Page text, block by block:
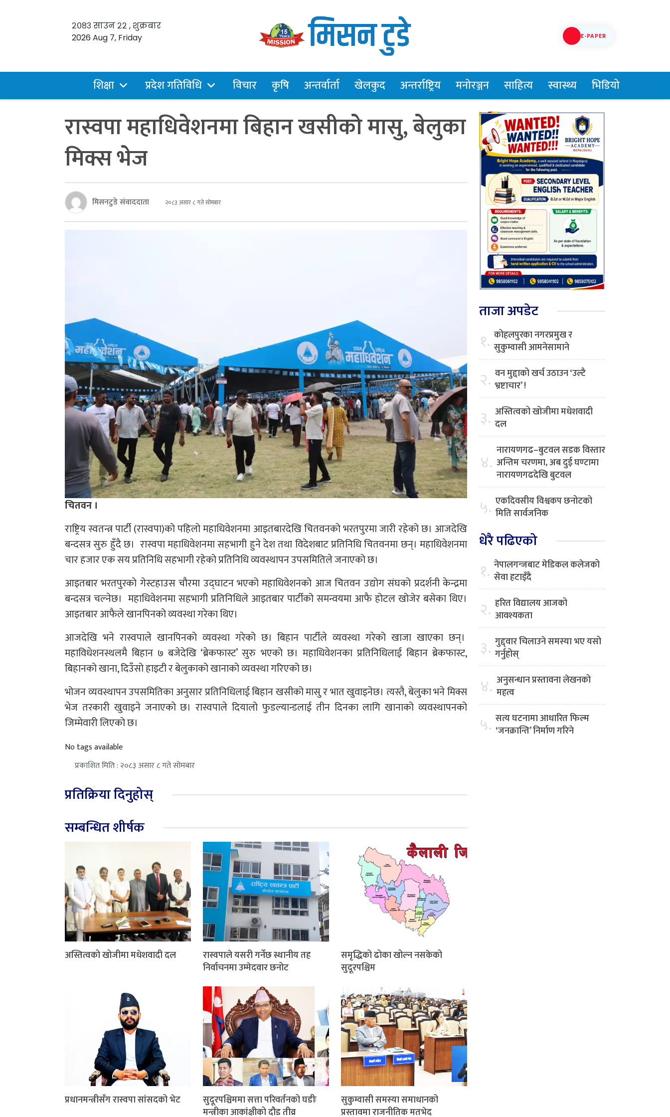
२०८३ साउन २२ , शुक्रबार
2026 Aug 7, Friday
E-PAPER
शिक्षा प्रदेश गतिविधि विचार कृषि अन्तर्वार्ता खेलकुद अन्तर्राष्ट्रिय मनोरञ्जन साहित्य स्वास्थ्य भिडियो
रास्वपा महाधिवेशनमा बिहान खसीको मासु, बेलुका
मिक्स भेज
मिसनटुडे संवाददाता २०८३ असार ८ गते सोमबार
चितवन ।
राष्ट्रिय स्वतन्त्र पार्टी (रास्वपा)को पहिलो महाधिवेशनमा आइतबारदेखि चितवनको भरतपुरमा जारी रहेको छ। आजदेखि
बन्दसत्र सुरु हुँदै छ। रास्वपा महाधिवेशनमा सहभागी हुने देश तथा विदेशबाट प्रतिनिधि चितवनमा छन्। महाधिवेशनमा
चार हजार एक सय प्रतिनिधि सहभागी रहेको प्रतिनिधि व्यवस्थापन उपसमितिले जनाएको छ।
आइतबार भरतपुरको गेस्टहाउस चौरमा उद्घाटन भएको महाधिवेशनको आज चितवन उद्योग संघको प्रदर्शनी केन्द्रमा
बन्दसत्र चल्नेछ। महाधिवेशनमा सहभागी प्रतिनिधिले आइतबार पार्टीको समन्वयमा आफै होटल खोजेर बसेका थिए।
आइतबार आफैले खानपिनको व्यवस्था गरेका थिए।
आजदेखि भने रास्वपाले खानपिनको व्यवस्था गरेको छ। बिहान पार्टीले व्यवस्था गरेको खाजा खाएका छन्।
महाविधेशनस्थलमै बिहान ७ बजेदेखि ‘ब्रेकफास्ट’ सुरु भएको छ। महाधिवेशनका प्रतिनिधिलाई बिहान ब्रेकफास्ट,
बिहानको खाना, दिउँसो हाइटी र बेलुकाको खानाको व्यवस्था गरिएको छ।
भोजन व्यवस्थापन उपसमितिका अनुसार प्रतिनिधिलाई बिहान खसीको मासु र भात खुवाइनेछ। त्यस्तै, बेलुका भने मिक्स
भेज तरकारी खुवाइने जनाएको छ। रास्वपाले दियालो फुडल्यान्डलाई तीन दिनका लागि खानाको व्यवस्थापनको
जिम्मेवारी लिएको छ।
No tags available
प्रकाशित मिति : २०८३ असार ८ गते सोमबार
प्रतिक्रिया दिनुहोस्
सम्बन्धित शीर्षक
अस्तित्वको खोजीमा मधेशवादी दल
रास्वपाले यसरी गर्नेछ स्थानीय तह
निर्वाचनमा उम्मेदवार छनोट
समृद्धिको ढोका खोल्न नसकेको
सुदूरपश्चिम
प्रधानमन्त्रीसँग रास्वपा सांसदको भेट
सुदूरपश्चिममा सत्ता परिवर्तनको घडीः
मन्त्रीका आकांक्षीको दौड तीव्र
सुकुम्वासी समस्या समाधानको
प्रस्तावमा राजनीतिक मतभेद
ताजा अपडेट
१. कोहलपुरका नगरप्रमुख र
सुकुम्वासी आमनेसामाने
२. वन मुद्दाको खर्च उठाउन ‘उल्टै
भ्रष्टाचार’ !
३. अस्तित्वको खोजीमा मधेशवादी
दल
४. नारायणगढ–बुटवल सडक विस्तार
अन्तिम चरणमा, अब दुई घण्टामा
नारायणगढदेखि बुटवल
५. एकदिवसीय विश्वकप छनोटको
मिति सार्वजनिक
धेरै पढिएको
१. नेपालगन्जबाट मेडिकल कलेजको
सेवा हटाइँदै
२. हरित विद्यालय आजको
आवश्यकता
३. गुद्द्वार चिलाउने समस्या भए यसो
गर्नुहोस्
४. अनुसन्धान प्रस्तावना लेखनको
महत्व
५. सत्य घटनामा आधारित फिल्म
‘जनक्रान्ति’ निर्माण गरिने